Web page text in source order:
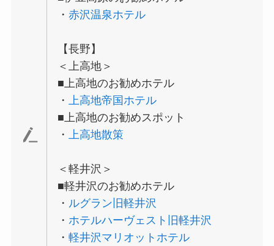
・赤沢温泉ホテル
【長野】
＜上高地＞
■上高地のお勧めホテル
・上高地帝国ホテル
■上高地のお勧めスポット
・上高地散策
＜軽井沢＞
■軽井沢のお勧めホテル
・ ルグラン旧軽井沢
・ホテルハーヴェスト旧軽井沢
・軽井沢マリオットホテル